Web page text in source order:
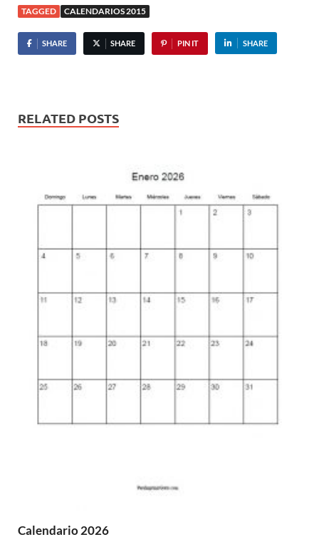
TAGGED CALENDARIOS 2015
SHARE SHARE PIN IT SHARE
RELATED POSTS
Calendario 2026